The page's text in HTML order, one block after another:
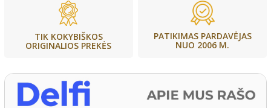
TIK KOKYBIŠKOS
ORIGINALIOS PREKĖS
PATIKIMAS PARDAVĖJAS
NUO 2006 M.